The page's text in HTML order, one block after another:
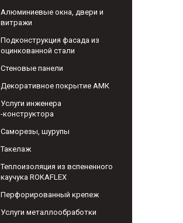
Алюминиевые окна, двери и
витражи
Подконструкция фасада из
оцинкованной стали
Стеновые панели
Декоративное покрытие АМК
Услуги инженера
-конструктора
Саморезы, шурупы
Такелаж
Теплоизоляция из вспененного
каучука ROKAFLEX
Перфорированный крепеж
Услуги металлообработки